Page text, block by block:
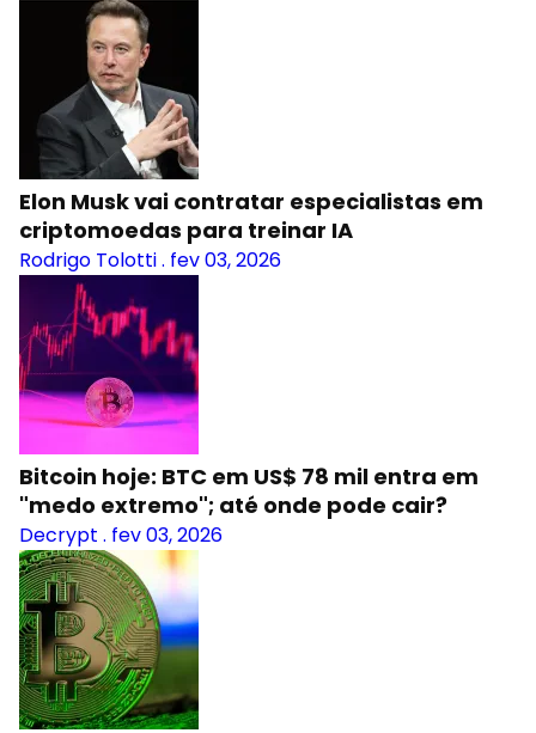
Elon Musk vai contratar especialistas em
criptomoedas para treinar IA
Rodrigo Tolotti. fev 03, 2026
Bitcoin hoje: BTC em US$ 78 mil entra em
"medo extremo"; até onde pode cair?
Decrypt . fev 03, 2026